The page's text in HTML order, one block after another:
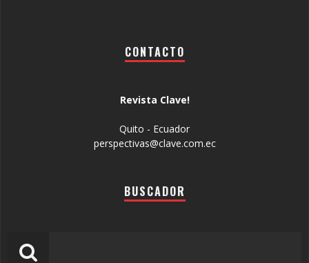
CONTACTO
Revista Clave!
Quito - Ecuador
perspectivas@clave.com.ec
BUSCADOR